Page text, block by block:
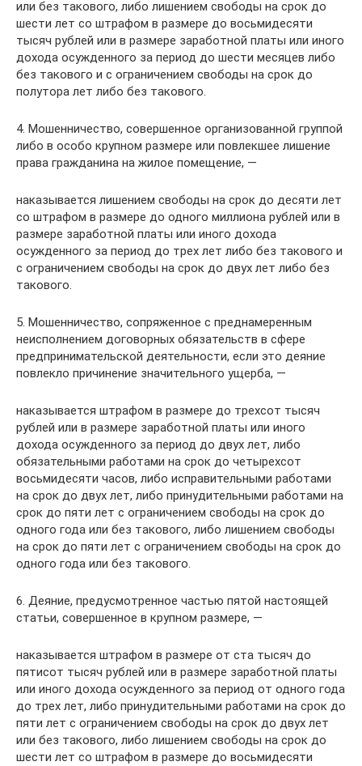
или без такового, либо лишением свободы на срок до
шести лет со штрафом в размере до восьмидесяти
тысяч рублей или в размере заработной платы или иного
дохода осужденного за период до шести месяцев либо
без такового и с ограничением свободы на срок до
полутора лет либо без такового.
4. Мошенничество, совершенное организованной группой
либо в особо крупном размере или повлекшее лишение
права гражданина на жилое помещение, —
наказывается лишением свободы на срок до десяти лет
со штрафом в размере до одного миллиона рублей или в
размере заработной платы или иного дохода
осужденного за период до трех лет либо без такового и
с ограничением свободы на срок до двух лет либо без
такового.
5. Мошенничество, сопряженное с преднамеренным
неисполнением договорных обязательств в сфере
предпринимательской деятельности, если это деяние
повлекло причинение значительного ущерба, —
наказывается штрафом в размере до трехсот тысяч
рублей или в размере заработной платы или иного
дохода осужденного за период до двух лет, либо
обязательными работами на срок до четырехсот
восьмидесяти часов, либо исправительными работами
на срок до двух лет, либо принудительными работами на
срок до пяти лет с ограничением свободы на срок до
одного года или без такового, либо лишением свободы
на срок до пяти лет с ограничением свободы на срок до
одного года или без такового.
6. Деяние, предусмотренное частью пятой настоящей
статьи, совершенное в крупном размере, —
наказывается штрафом в размере от ста тысяч до
пятисот тысяч рублей или в размере заработной платы
или иного дохода осужденного за период от одного года
до трех лет, либо принудительными работами на срок до
пяти лет с ограничением свободы на срок до двух лет
или без такового, либо лишением свободы на срок до
шести лет со штрафом в размере до восьмидесяти